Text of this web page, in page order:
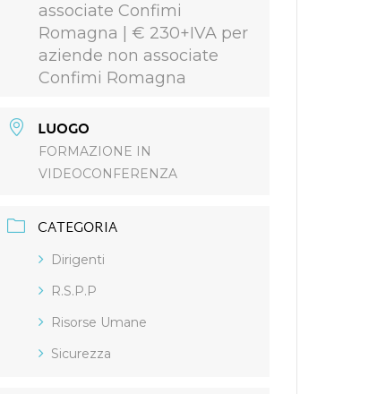
associate Confimi
Romagna | € 230+IVA per
aziende non associate
Confimi Romagna
LUOGO
FORMAZIONE IN
VIDEOCONFERENZA
CATEGORIA
Dirigenti
R.S.P.P
Risorse Umane
Sicurezza